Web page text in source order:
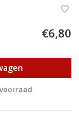
€6,80